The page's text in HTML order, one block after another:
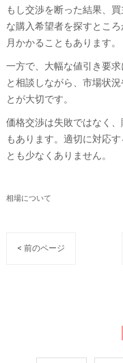
もし交渉を断った結果、
な購入希望者を探すとこ
月かかることもあります。
一方で、大幅な値引き要
と相談しながら、市場状
とが大切です。
価格交渉は失敗ではなく
もあります。適切に対応
とも少なくありません。
相場について
< 前のページ